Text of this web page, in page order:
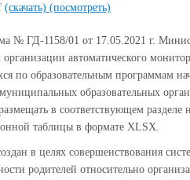
(скачать) (посмотреть)
№ ГД-1158/01 от 17.05.2021 г.
автоматического
по образовательным программам
образовательных
в соответствующем разделе
таблицы в формате XLSX.
в целях совершенствования
родителей относительно